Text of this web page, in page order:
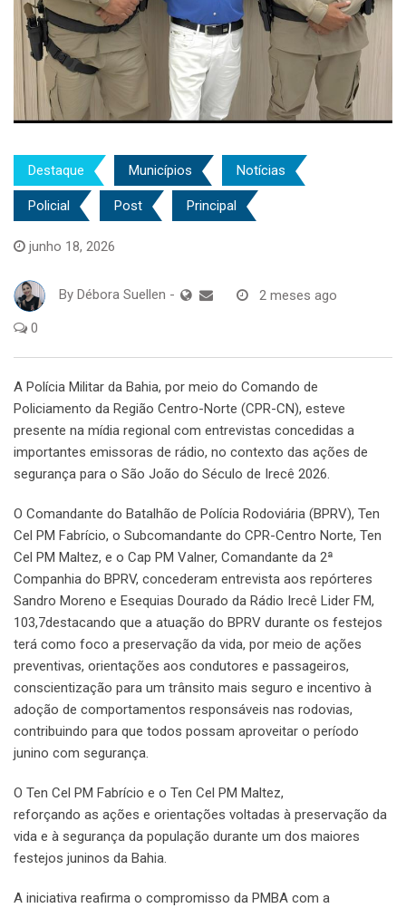
Destaque Municípios Notícias
Policial Post Principal
junho 18, 2026
By Débora Suellen - 2 meses ago
0
A Polícia Militar da Bahia, por meio do Comando de
Policiamento da Região Centro-Norte (CPR-CN), esteve
presente na mídia regional com entrevistas concedidas a
importantes emissoras de rádio, no contexto das ações de
segurança para o São João do Século de Irecê 2026.
O Comandante do Batalhão de Polícia Rodoviária (BPRV), Ten
Cel PM Fabrício, o Subcomandante do CPR-Centro Norte, Ten
Cel PM Maltez, e o Cap PM Valner, Comandante da 2ª
Companhia do BPRV, concederam entrevista aos repórteres
Sandro Moreno e Esequias Dourado da Rádio Irecê Lider FM,
103,7destacando que a atuação do BPRV durante os festejos
terá como foco a preservação da vida, por meio de ações
preventivas, orientações aos condutores e passageiros,
conscientização para um trânsito mais seguro e incentivo à
adoção de comportamentos responsáveis nas rodovias,
contribuindo para que todos possam aproveitar o período
junino com segurança.
O Ten Cel PM Fabrício e o Ten Cel PM Maltez,
reforçando as ações e orientações voltadas à preservação da
vida e à segurança da população durante um dos maiores
festejos juninos da Bahia.
A iniciativa reafirma o compromisso da PMBA com a